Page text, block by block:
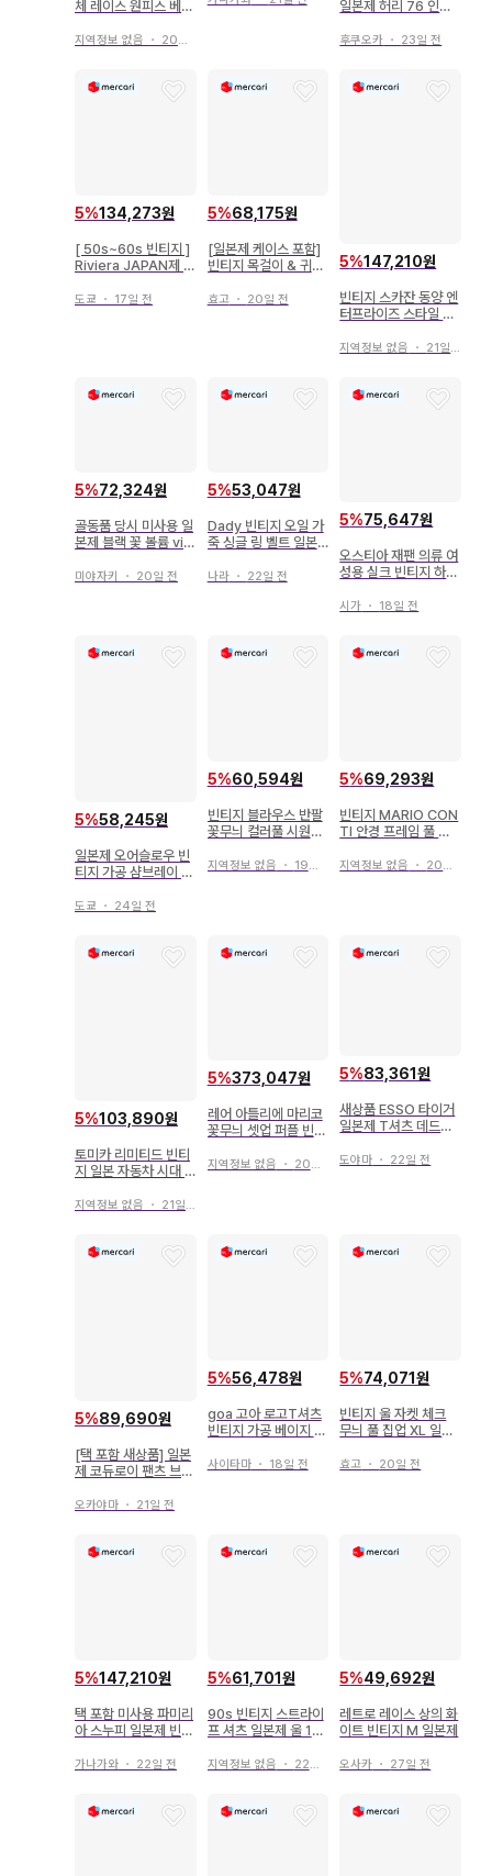
체 레이스 원피스 베이
지역정보 없음 ・ 20일 전
일본제 허리 76 인심
후쿠오카 ・ 23일 전
5%134,273원
[ 50s~60s 빈티지 ]
Riviera JAPAN제 레
도쿄 ・ 17일 전
5%68,175원
[일본제 케이스 포함]
빈티지 목걸이 & 귀찌
효고・ 20일 전
5%147,210원
빈티지 스카잔 동양 엔
터프라이즈 스타일 일
지역정보 없음 ・ 21일 전
5%72,324원
골동품 당시 미사용 일
본제 블랙 꽃 볼륨 vin
미야자키 ・ 20일 전
5%53,047원
Dady 빈티지 오일 가
죽 싱글 링 벨트 일본
나라・ 22일 전
5%75,647원
오스티아 재팬 의류 여
성용 실크 빈티지 하와
SS
시가 ・ 18일 전
5%58,245원
일본제 오어슬로우 빈
티지 가공 샴브레이 셔
도쿄 ・ 24일 전
5%60,594원
빈티지 블라우스 반팔
꽃무늬 컬러풀 시원한
제
지역정보 없음 ・ 19일 전
5%69,293원
빈티지 MARIO CON
TI 안경 프레임 풀 프
지역정보 없음 ・ 20일 전
5%103,890원
토미카 리미티드 빈티
지 일본 자동차 시대 V
스포츠
지역정보 없음 ・ 21일 전
5%373,047원
레어 아틀리에 마리코
꽃무늬 셋업 퍼플 빈티
지역정보 없음 ・ 20일 전
5%83,361원
새상품 ESSO 타이거
일본제 T셔츠 데드스
도야마 ・ 22일 전
5%89,690원
[택 포함 새상품] 일본
제 코듀로이 팬츠 브라
오카야마 ・ 21일 전
5%56,478원
goa 고아 로고T셔츠
빈티지 가공 베이지 Y
사이타마・ 18일 전
5%74,071원
빈티지 울 자켓 체크
무늬 풀 집업 XL 일본
효고 ・ 20일 전
5%147,210원
택 포함 미사용 파미리
아 스누피 일본제 빈티
가나가와 ・ 22일 전
5%61,701원
90s 빈티지 스트라이
프 셔츠 일본제 울 10
지역정보 없음 ・ 22일 전
5%49,692원
레트로 레이스 상의 화
이트 빈티지 M 일본제
오사카 ・ 27일 전